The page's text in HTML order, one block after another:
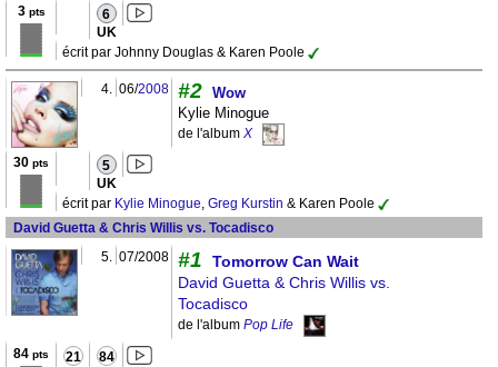
3pts 6
UK
écrit par Johnny Douglas & Karen Poole
4. 06/2008 #2 Wow
Kylie Minogue
de l'album X
30 pts 5
UK
écrit par Kylie Minogue, Greg Kurstin & Karen Poole
David Guetta & Chris Willis vs. Tocadisco
5. 07/2008 #1
Tomorrow Can Wait
David Guetta & Chris Willis vs.
Tocadisco
de l'album Pop Life
84 pts 21 84